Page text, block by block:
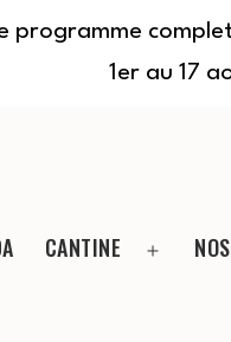
programme
1er au 17
CANTINE